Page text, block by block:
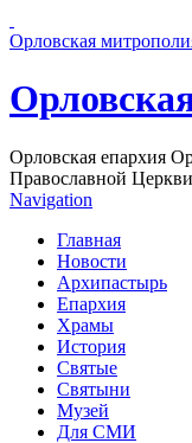
Орловская
Орловская епархия
Православной Церкви
Navigation
Главная
Новости
Архипастырь
Епархия
Храмы
История
Святые
Святыни
Музей
Для СМИ